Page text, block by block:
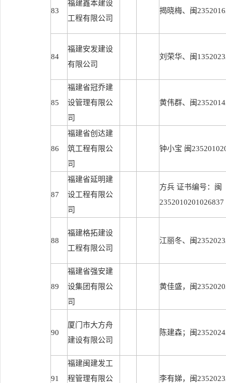
83
福建鑫本建设
工程有限公司
揭晓梅、闽
84
福建安发建设
有限公司
刘荣华、闽
85
福建省冠乔建
设管理有限公
司
黄伟群、闽
86
福建省创达建
筑工程有限公
司
钟小宝 闽
87
福建省延明建
设工程有限公
司
方兵 证书编号：闽
2352010201026837
88
福建格拓建设
工程有限公司
江丽冬、闽
89
福建省强安建
设集团有限公
司
黄佳盛，闽
90
厦门市大方舟
建设有限公司
陈建森；闽
91
福建闽建发工
程管理有限公
李有娣，闽